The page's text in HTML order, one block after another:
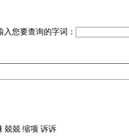
入您要查询的字词：
兢兢 缩项 诉诉